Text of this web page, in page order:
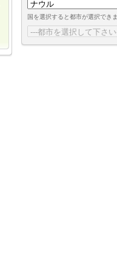
国を選択すると都市が選択でき